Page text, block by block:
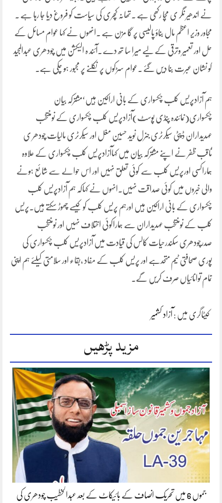
نے اندھیر نگر ی مچا رکھی ہے ۔تھانہ کچری کی سیاست کو فروغ دیا جا رہا ہے ۔
مجاور وزیر اعظم مال بناؤ پالیسی پر گا مزن ہے ۔انھوں نے کہا عوام مسائل کے
حل اور تعمیر وترقی کے لیے میرا سا تھ دے ۔آئند ہ الیکشن میں چودھری عبدالمجید
کو نشان عبرت بنا دیں گئے ۔عوام سڑکوں پر نکلنے پر مجبور ہو چکی ہے۔
ہم آزادپریس کلب چکسواری کے بانی اراکین ہیں‘مشترکہ بیان
چکسواری(نمائندہ پنڈی پوسٹ)آزادپریس کلب چکسواری کے نومنتخب
عہدیداران ڈپٹی سیکرٹری جنرل نوید حسین مغل اور سیکرٹری مالیات چودھر ی
ثاقب ظفر نے اپنے مشترکہ بیان میں کہاآزادپریس کلب چکسواری کے علاوہ
ہماراکسی اورپریس کلب سے کوئی تعلق نہیں اور اس حوالے سے شائع ہونے
والی خبروں میں کوئی صداقت نہیں۔انہوں نے کہاکہ ہم آزادپریس کلب
چکسواری کے بانی اراکین ہیں اورہم پریس کلب کو کیسے چھوڑ سکتے ہیں۔پریس
کلب کے نومنتخب عہدیداران سے ہماراکوئی اختلاف نہیں اور نومنتخب
صدرچودھری سکندرحیات کالس کی قیادت میں آزادپریس کلب چکسواری کی
پوری صحافتی ٹیم متحدہے اور پریس کلب کے مفاد ،بقاء اور سلامتی کیلئے ہم اپنی
تمام توانائیاں صرف کریں گے۔
کیٹاگری میں : آزاد کشمیر
مزید پڑھیں
جموں 6 میں تحریک انصاف کے بائیکاٹ کے بعد عبدالخطیب چودھری کی